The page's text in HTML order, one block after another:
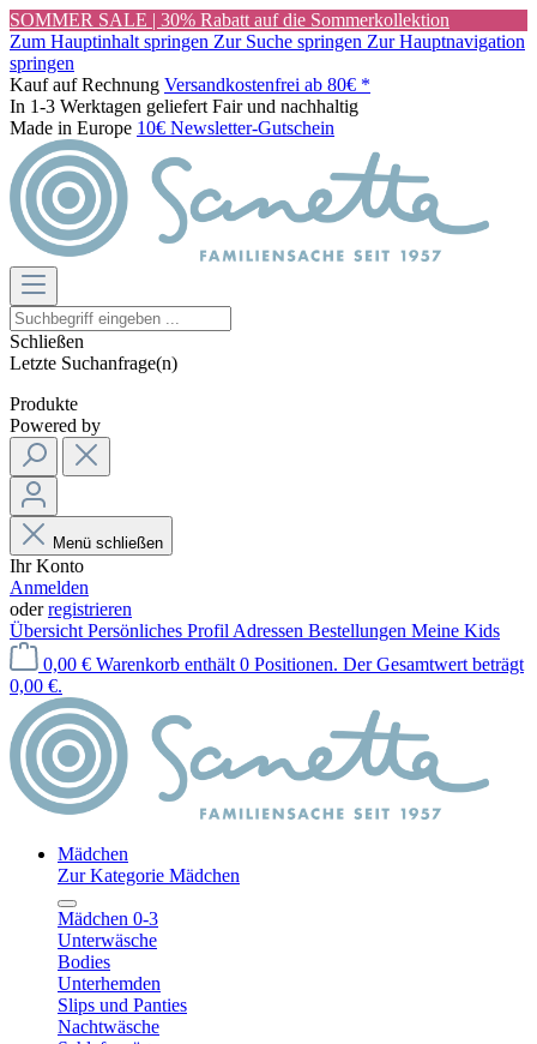
SOMMER SALE | 30% Rabatt auf die Sommerkollektion
Zum Hauptinhalt springen Zur Suche springen Zur Hauptnavigation
springen
Kauf auf Rechnung Versandkostenfrei ab 80€ *
In 1-3 Werktagen geliefert Fair und nachhaltig
Made in Europe 10€ Newsletter-Gutschein
Schließen
Letzte Suchanfrage(n)
Produkte
Powered by
Menü schließen
Ihr Konto
Anmelden
oderregistrieren
Übersicht Persönliches Profil Adressen Bestellungen Meine Kids
0,00 € Warenkorb enthält 0 Positionen. Der Gesamtwert beträgt
0,00 €.
Mädchen
Zur Kategorie Mädchen
Mädchen 0-3
Unterwäsche
Bodies
Unterhemden
Slips und Panties
Nachtwäsche